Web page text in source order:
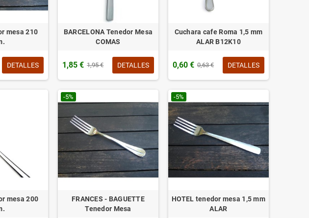
mesa 210
DETALLES
BARCELONA Tenedor Mesa
COMAS
1,85 € 1,95 € DETALLES
Cuchara cafe Roma 1,5 mm
ALAR B12K10
0,60 € 0,63 € DETALLES
mesa 200
-5%
FRANCES - BAGUETTE
Tenedor Mesa
-5%
HOTEL tenedor mesa 1,5 mm
ALAR